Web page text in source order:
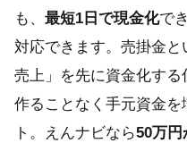
も、 最短1日で現金化で
対応できます。売掛金
売上」を先に資金化す
作ることなく手元資金
ト。えんナビなら50万円